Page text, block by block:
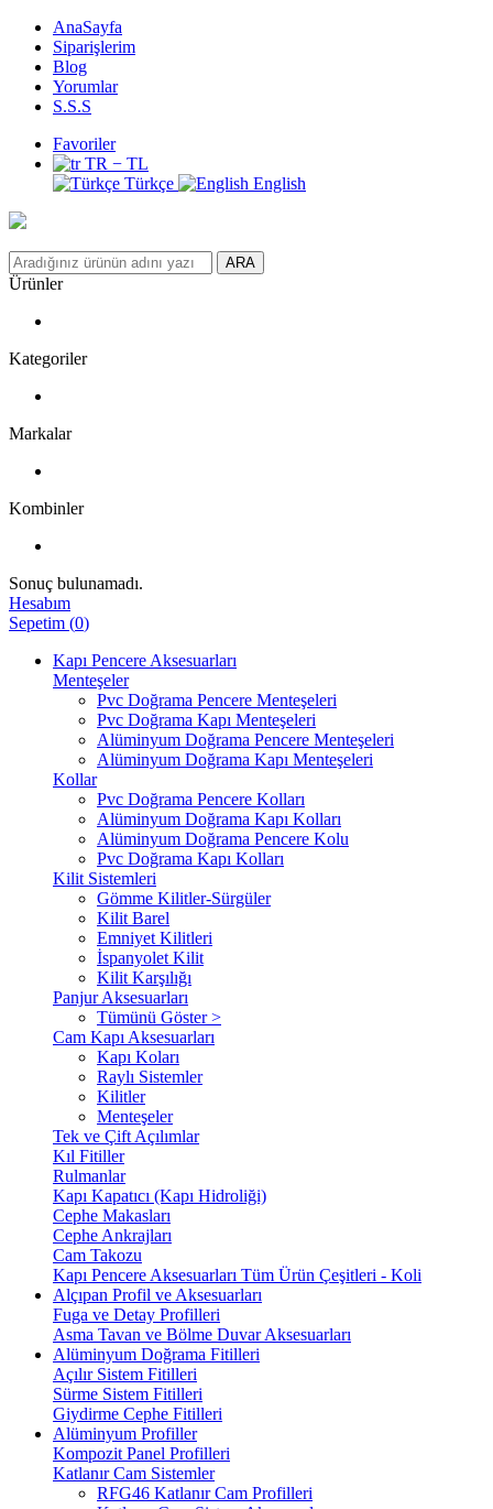
AnaSayfa
Siparişlerim
Blog
Yorumlar
S.S.S
Favoriler
TR − TL
Türkçe
English
ARA
Ürünler
Kategoriler
Markalar
Kombinler
Sonuç bulunamadı.
Hesabım
Sepetim (0)
Kapı Pencere Aksesuarları
Menteşeler
Pvc Doğrama Pencere Menteşeleri
Pvc Doğrama Kapı Menteşeleri
Alüminyum Doğrama Pencere Menteşeleri
Alüminyum Doğrama Kapı Menteşeleri
Kollar
Pvc Doğrama Pencere Kolları
Alüminyum Doğrama Kapı Kolları
Alüminyum Doğrama Pencere Kolu
Pvc Doğrama Kapı Kolları
Kilit Sistemleri
Gömme Kilitler-Sürgüler
Kilit Barel
Emniyet Kilitleri
İspanyolet Kilit
Kilit Karşılığı
Panjur Aksesuarları
Tümünü Göster >
Cam Kapı Aksesuarları
Kapı Koları
Raylı Sistemler
Kilitler
Menteşeler
Tek ve Çift Açılımlar
Kıl Fitiller
Rulmanlar
Kapı Kapatıcı (Kapı Hidroliği)
Cephe Makasları
Cephe Ankrajları
Cam Takozu
Kapı Pencere Aksesuarları Tüm Ürün Çeşitleri - Koli
Alçıpan Profil ve Aksesuarları
Fuga ve Detay Profilleri
Asma Tavan ve Bölme Duvar Aksesuarları
Alüminyum Doğrama Fitilleri
Açılır Sistem Fitilleri
Sürme Sistem Fitilleri
Giydirme Cephe Fitilleri
Alüminyum Profiller
Kompozit Panel Profilleri
Katlanır Cam Sistemler
RFG46 Katlanır Cam Profilleri